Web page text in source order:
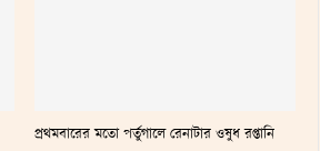
প্রথমবারের মতো পর্তুগালে রেনাটার ওষুধ রপ্তানি